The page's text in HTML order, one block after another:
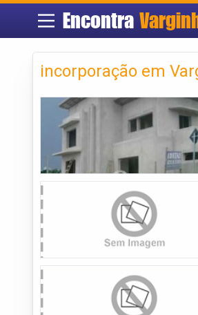
Encontra
incorporação em